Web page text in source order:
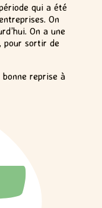
qui a été
On
On a une
pour sortir de
reprise à